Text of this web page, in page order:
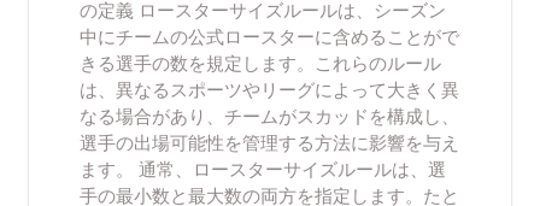
の定義 ロースターサイズルールは、シーズン
中にチームの公式ロースターに含めることがで
きる選手の数を規定します。これらのルール
は、異なるスポーツやリーグによって大きく異
なる場合があり、チームがスカッドを構成し、
選手の出場可能性を管理する方法に影響を与え
ます。 通常、ロースターサイズルールは、選
手の最小数と最大数の両方を指定します。たと